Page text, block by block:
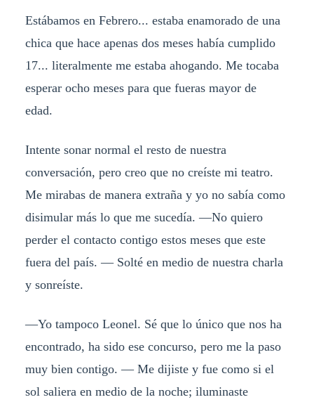
Estábamos en Febrero... estaba enamorado de una
chica que hace apenas dos meses había cumplido
17... literalmente me estaba ahogando. Me tocaba
esperar ocho meses para que fueras mayor de
edad.
Intente sonar normal el resto de nuestra
conversación, pero creo que no creíste mi teatro.
Me mirabas de manera extraña y yo no sabía como
disimular más lo que me sucedía. —No quiero
perder el contacto contigo estos meses que este
fuera del país. — Solté en medio de nuestra charla
y sonreíste.
—Yo tampoco Leonel. Sé que lo único que nos ha
encontrado, ha sido ese concurso, pero me la paso
muy bien contigo. — Me dijiste y fue como si el
sol saliera en medio de la noche; iluminaste